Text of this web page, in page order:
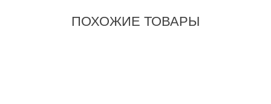
ПОХОЖИЕ ТОВАРЫ